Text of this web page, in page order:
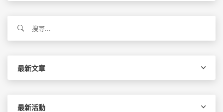
關
最新文章
最新活動